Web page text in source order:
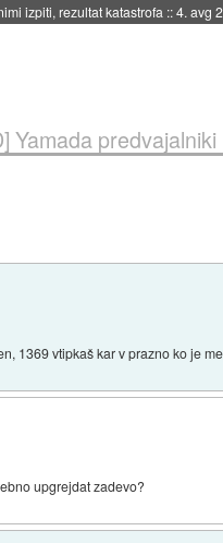
izpiti, rezultat katastrofa ::4. avg
Yamada predvajalniki
1369 vtipkaš kar v prazno ko je
upgrejdat zadevo?